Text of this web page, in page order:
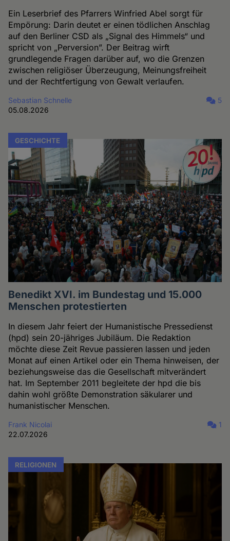
Ein Leserbrief des Pfarrers Winfried Abel sorgt für
Empörung: Darin deutet er einen tödlichen Anschlag
auf den Berliner CSD als „Signal des Himmels“ und
spricht von „Perversion”. Der Beitrag wirft
grundlegende Fragen darüber auf, wo die Grenzen
zwischen religiöser Überzeugung, Meinungsfreiheit
und der Rechtfertigung von Gewalt verlaufen.
Sebastian Schnelle
05.08.2026
5
GESCHICHTE
Benedikt XVI. im Bundestag und 15.000
Menschen protestierten
In diesem Jahr feiert der Humanistische Pressedienst
(hpd) sein 20-jähriges Jubiläum. Die Redaktion
möchte diese Zeit Revue passieren lassen und jeden
Monat auf einen Artikel oder ein Thema hinweisen, der
beziehungsweise das die Gesellschaft mitverändert
hat. Im September 2011 begleitete der hpd die bis
dahin wohl größte Demonstration säkularer und
humanistischer Menschen.
Frank Nicolai
22.07.2026
1
RELIGIONEN